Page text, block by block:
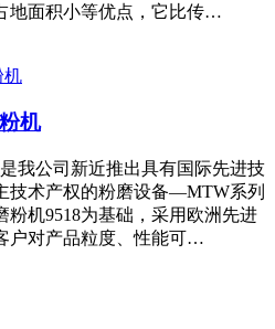
地面积小等优点，它比传…
机
我公司新近推出具有国际先进技
技术产权的粉磨设备—MTW系列
粉机9518为基础，采用欧洲先进
户对产品粒度、性能可…